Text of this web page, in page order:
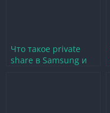
Что такое private
share в Samsung и